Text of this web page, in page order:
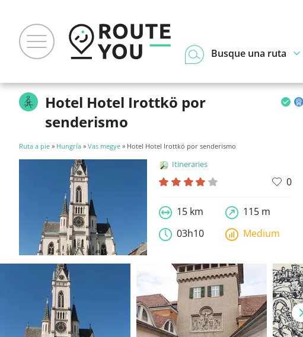
Busque una ruta
Hotel Hotel Irottkö por
senderismo
Ruta a pie » Hungría » Vas megye » Hotel Hotel Irottkö por senderismo
Itineraries
0
15 km
115 m
03h10
Medium